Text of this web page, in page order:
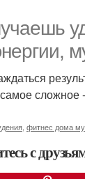
сложное
фитнес дома
с